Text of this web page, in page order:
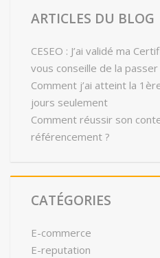
ARTICLES DU BLOG
CESEO : J’ai validé ma
vous conseille de la passer
Comment j’ai atteint la
jours seulement
Comment réussir son
référencement ?
CATÉGORIES
E-commerce
E-reputation